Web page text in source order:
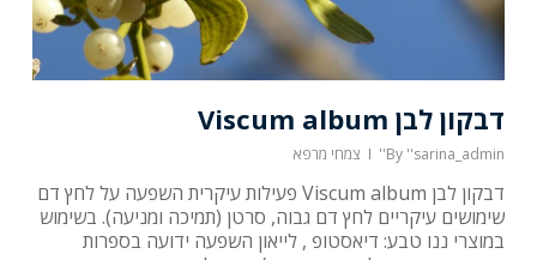
דבקון לבן Viscum album
By ''sarina_admin'' צמחי מרפא
דבקון לבן Viscum album פעילות עיקרית השפעה על לחץ דם
שימושים עיקריים לחץ דם גבוה, סרטן (תמיכה ומניעה). בשימוש
במוצרי ננו טבע: דיאסטופ , לייאון השפעה ידועה בספרות